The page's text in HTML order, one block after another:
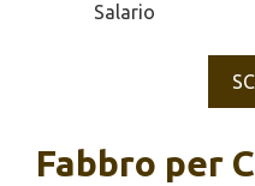
Salario
Fabbro per